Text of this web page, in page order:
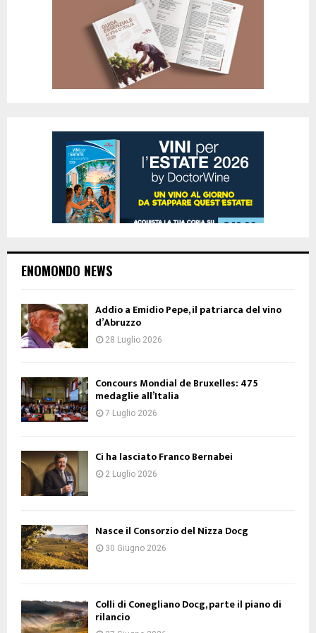
ENOMONDO NEWS
Addio a Emidio Pepe, il patriarca del vino
d’Abruzzo
28 Luglio 2026
Concours Mondial de Bruxelles: 475
medaglie all’Italia
7 Luglio 2026
Ci ha lasciato Franco Bernabei
2 Luglio 2026
Nasce il Consorzio del Nizza Docg
30 Giugno 2026
Colli di Conegliano Docg, parte il piano di
rilancio